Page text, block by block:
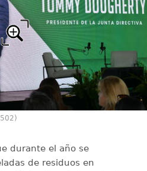
durante el año se
de residuos en